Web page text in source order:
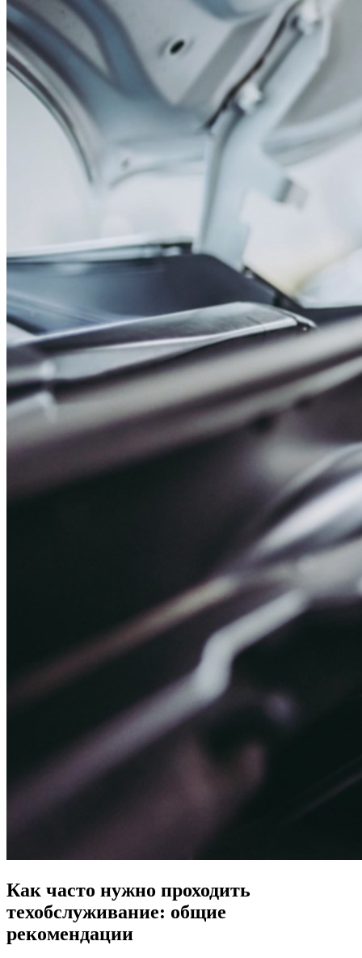
Как часто нужно проходить
техобслуживание: общие
рекомендации